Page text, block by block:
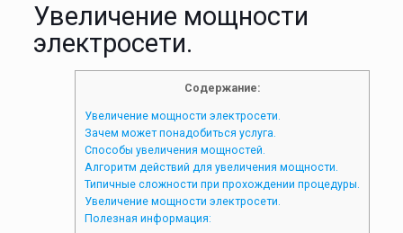
Увеличение мощности
электросети.
Содержание:
Увеличение мощности электросети.
Зачем может понадобиться услуга.
Способы увеличения мощностей.
Алгоритм действий для увеличения мощности.
Типичные сложности при прохождении процедуры.
Увеличение мощности электросети.
Полезная информация: